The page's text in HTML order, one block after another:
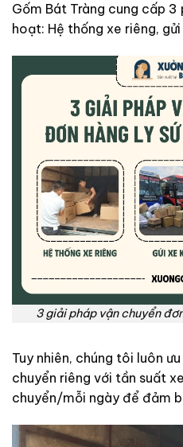
Gốm Bát Tràng cung cấp 3
hoạt: Hệ thống xe riêng,
3 giải pháp vận chuyển
Tuy nhiên, chúng tôi luôn
chuyển riêng với tần suất
chuyển/mỗi ngày để đảm